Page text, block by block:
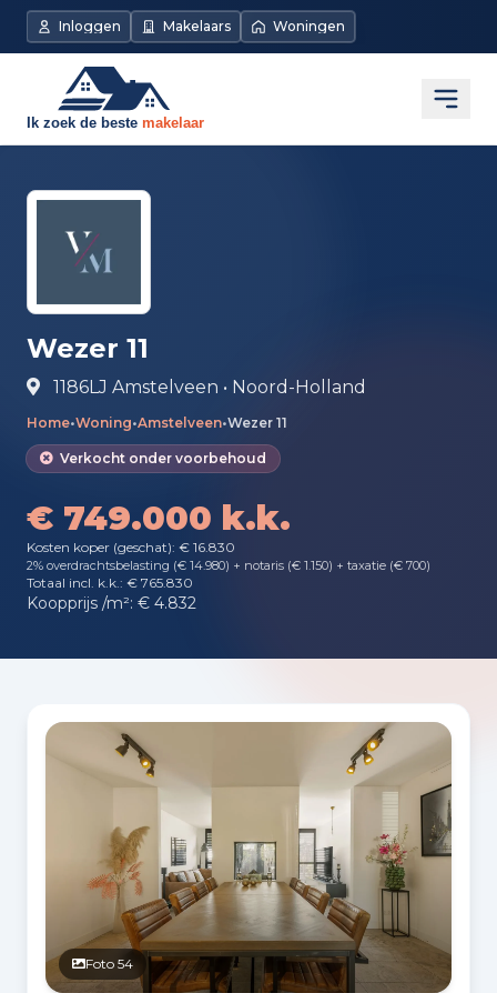
Direct naar de inhoud
Inloggen Makelaars Woningen
Wezer 11
1186LJ Amstelveen • Noord-Holland
Home•Woning•Amstelveen•Wezer 11
Verkocht onder voorbehoud
€ 749.000 k.k.
Kosten koper (geschat): € 16.830
2% overdrachtsbelasting (€ 14.980) + notaris (€ 1.150) + taxatie (€ 700)
Totaal incl. k.k.: € 765.830
Koopprijs /m²: € 4.832
Fotogalerij
Foto 54